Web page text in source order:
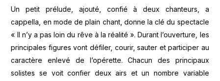
Un petit prélude, ajouté, confié à deux chanteurs, a
cappella, en mode de plain chant, donne la clé du spectacle
« Il n’y a pas loin du rêve à la réalité ». Durant l’ouverture, les
principales figures vont défiler, courir, sauter et participer au
caractère enlevé de l’opérette. Chacun des principaux
solistes se voit confier deux airs et un nombre variable